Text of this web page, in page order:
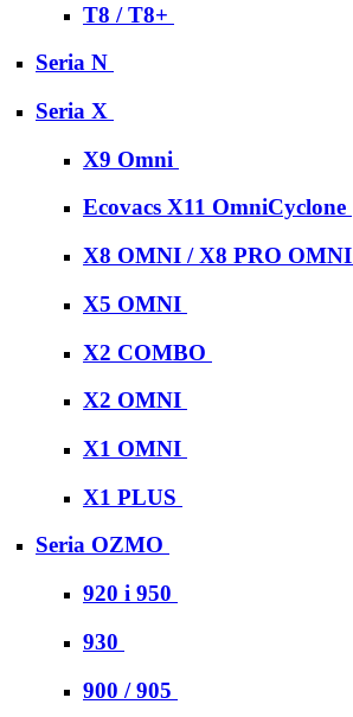
T8 / T8+
Seria N
Seria X
X9 Omni
Ecovacs X11 OmniCyclone
X8 OMNI / X8 PRO OMNI
X5 OMNI
X2 COMBO
X2 OMNI
X1 OMNI
X1 PLUS
Seria OZMO
920 i 950
930
900 / 905